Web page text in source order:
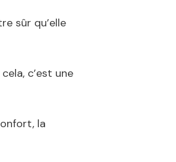
sûr qu’elle
c’est une
la